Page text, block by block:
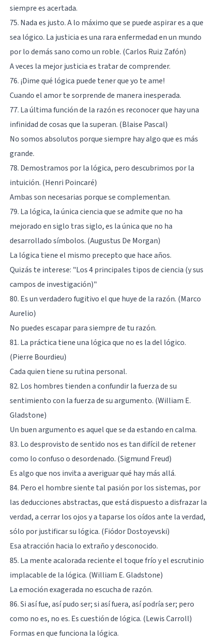
siempre es acertada.
75. Nada es justo. A lo máximo que se puede aspirar es a que
sea lógico. La justicia es una rara enfermedad en un mundo
por lo demás sano como un roble. (Carlos Ruiz Zafón)
A veces la mejor justicia es tratar de comprender.
76. ¡Dime qué lógica puede tener que yo te ame!
Cuando el amor te sorprende de manera inesperada.
77. La última función de la razón es reconocer que hay una
infinidad de cosas que la superan. (Blaise Pascal)
No somos absolutos porque siempre hay algo que es más
grande.
78. Demostramos por la lógica, pero descubrimos por la
intuición. (Henri Poincaré)
Ambas son necesarias porque se complementan.
79. La lógica, la única ciencia que se admite que no ha
mejorado en siglo tras siglo, es la única que no ha
desarrollado símbolos. (Augustus De Morgan)
La lógica tiene el mismo precepto que hace años.
Quizás te interese: "Los 4 principales tipos de ciencia (y sus
campos de investigación)"
80. Es un verdadero fugitivo el que huye de la razón. (Marco
Aurelio)
No puedes escapar para siempre de tu razón.
81. La práctica tiene una lógica que no es la del lógico.
(Pierre Bourdieu)
Cada quien tiene su rutina personal.
82. Los hombres tienden a confundir la fuerza de su
sentimiento con la fuerza de su argumento. (William E.
Gladstone)
Un buen argumento es aquel que se da estando en calma.
83. Lo desprovisto de sentido nos es tan difícil de retener
como lo confuso o desordenado. (Sigmund Freud)
Es algo que nos invita a averiguar qué hay más allá.
84. Pero el hombre siente tal pasión por los sistemas, por
las deducciones abstractas, que está dispuesto a disfrazar la
verdad, a cerrar los ojos y a taparse los oídos ante la verdad,
sólo por justificar su lógica. (Fiódor Dostoyevski)
Esa atracción hacia lo extraño y desconocido.
85. La mente acalorada reciente el toque frío y el escrutinio
implacable de la lógica. (William E. Gladstone)
La emoción exagerada no escucha de razón.
86. Si así fue, así pudo ser; si así fuera, así podría ser; pero
como no es, no es. Es cuestión de lógica. (Lewis Carroll)
Formas en que funciona la lógica.